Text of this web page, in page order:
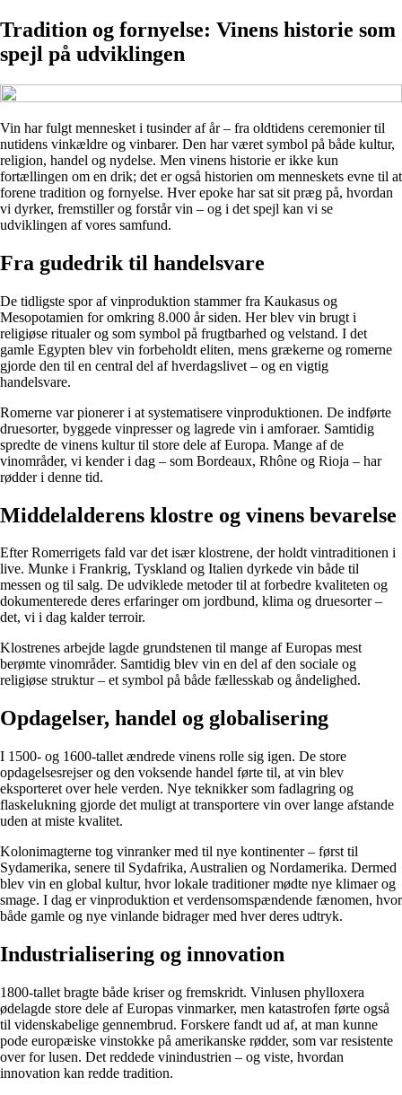
Tradition og fornyelse: Vinens historie som
spejl på udviklingen
Vin har fulgt mennesket i tusinder af år – fra oldtidens ceremonier til
nutidens vinkældre og vinbarer. Den har været symbol på både kultur,
religion, handel og nydelse. Men vinens historie er ikke kun
fortællingen om en drik; det er også historien om menneskets evne til at
forene tradition og fornyelse. Hver epoke har sat sit præg på, hvordan
vi dyrker, fremstiller og forstår vin – og i det spejl kan vi se
udviklingen af vores samfund.
Fra gudedrik til handelsvare
De tidligste spor af vinproduktion stammer fra Kaukasus og
Mesopotamien for omkring 8.000 år siden. Her blev vin brugt i
religiøse ritualer og som symbol på frugtbarhed og velstand. I det
gamle Egypten blev vin forbeholdt eliten, mens grækerne og romerne
gjorde den til en central del af hverdagslivet – og en vigtig
handelsvare.
Romerne var pionerer i at systematisere vinproduktionen. De indførte
druesorter, byggede vinpresser og lagrede vin i amforaer. Samtidig
spredte de vinens kultur til store dele af Europa. Mange af de
vinområder, vi kender i dag – som Bordeaux, Rhône og Rioja – har
rødder i denne tid.
Middelalderens klostre og vinens bevarelse
Efter Romerrigets fald var det især klostrene, der holdt vintraditionen i
live. Munke i Frankrig, Tyskland og Italien dyrkede vin både til
messen og til salg. De udviklede metoder til at forbedre kvaliteten og
dokumenterede deres erfaringer om jordbund, klima og druesorter –
det, vi i dag kalder terroir.
Klostrenes arbejde lagde grundstenen til mange af Europas mest
berømte vinområder. Samtidig blev vin en del af den sociale og
religiøse struktur – et symbol på både fællesskab og åndelighed.
Opdagelser, handel og globalisering
I 1500- og 1600-tallet ændrede vinens rolle sig igen. De store
opdagelsesrejser og den voksende handel førte til, at vin blev
eksporteret over hele verden. Nye teknikker som fadlagring og
flaskelukning gjorde det muligt at transportere vin over lange afstande
uden at miste kvalitet.
Kolonimagterne tog vinranker med til nye kontinenter – først til
Sydamerika, senere til Sydafrika, Australien og Nordamerika. Dermed
blev vin en global kultur, hvor lokale traditioner mødte nye klimaer og
smage. I dag er vinproduktion et verdensomspændende fænomen, hvor
både gamle og nye vinlande bidrager med hver deres udtryk.
Industrialisering og innovation
1800-tallet bragte både kriser og fremskridt. Vinlusen phylloxera
ødelagde store dele af Europas vinmarker, men katastrofen førte også
til videnskabelige gennembrud. Forskere fandt ud af, at man kunne
pode europæiske vinstokke på amerikanske rødder, som var resistente
over for lusen. Det reddede vinindustrien – og viste, hvordan
innovation kan redde tradition.